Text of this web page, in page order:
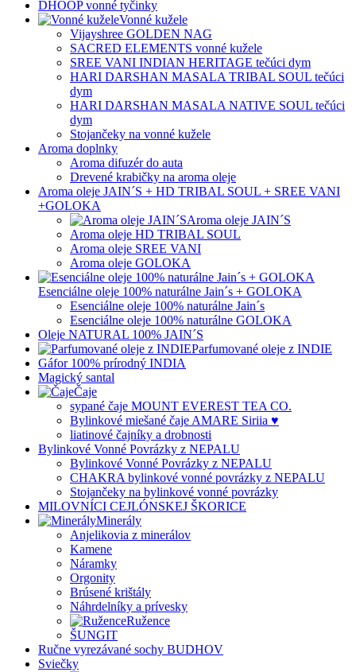
DHOOP vonné tyčinky
Vonné kužele
Vijayshree GOLDEN NAG
SACRED ELEMENTS vonné kužele
SREE VANI INDIAN HERITAGE tečúci dym
HARI DARSHAN MASALA TRIBAL SOUL tečúci
dym
HARI DARSHAN MASALA NATIVE SOUL tečúci
dym
Stojančeky na vonné kužele
Aroma doplnky
Aroma difuzér do auta
Drevené krabičky na aroma oleje
Aroma oleje JAIN´S + HD TRIBAL SOUL + SREE VANI
+GOLOKA
Aroma oleje JAIN´S
Aroma oleje HD TRIBAL SOUL
Aroma oleje SREE VANI
Aroma oleje GOLOKA
Esenciálne oleje 100% naturálne Jain´s + GOLOKA
Esenciálne oleje 100% naturálne Jain´s
Esenciálne oleje 100% naturálne GOLOKA
Oleje NATURAL 100% JAIN´S
Parfumované oleje z INDIE
Gáfor 100% prírodný INDIA
Magický santal
Čaje
sypané čaje MOUNT EVEREST TEA CO.
Bylinkové miešané čaje AMARE Siriia ♥
liatinové čajníky a drobnosti
Bylinkové Vonné Povrázky z NEPALU
Bylinkové Vonné Povrázky z NEPALU
CHAKRA bylinkové vonné povrázky z NEPALU
Stojančeky na bylinkové vonné povrázky
MILOVNÍCI CEJLÓNSKEJ ŠKORICE
Minerály
Anjelikovia z minerálov
Kamene
Náramky
Orgonity
Brúsené krištály
Náhrdelníky a prívesky
Ružence
ŠUNGIT
Ručne vyrezávané sochy BUDHOV
Sviečky